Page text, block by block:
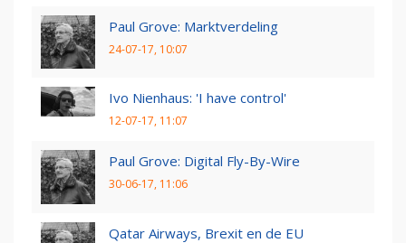
Paul Grove: Marktverdeling
24-07-17, 10:07
Ivo Nienhaus: 'I have control'
12-07-17, 11:07
Paul Grove: Digital Fly-By-Wire
30-06-17, 11:06
Qatar Airways, Brexit en de EU